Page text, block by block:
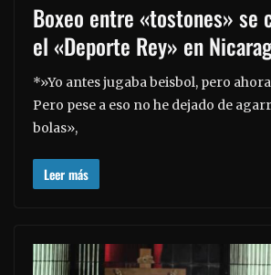
Boxeo entre «tostones» se
el «Deporte Rey» en
*»Yo antes jugaba beisbol, pero
Pero pese a eso no he dejado de
bolas»,
Leer más